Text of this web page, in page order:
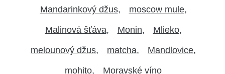
Mandarinkový džus moscow mule
Malinová šťáva Monin Mlieko
melounový džus matcha Mandlovice
mohito Moravské víno